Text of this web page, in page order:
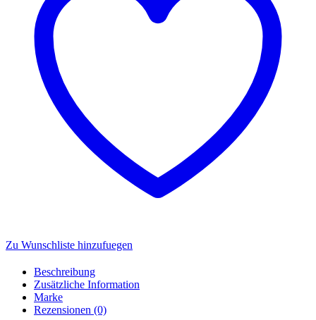
Zu Wunschliste hinzufuegen
Beschreibung
Zusätzliche Information
Marke
Rezensionen (0)